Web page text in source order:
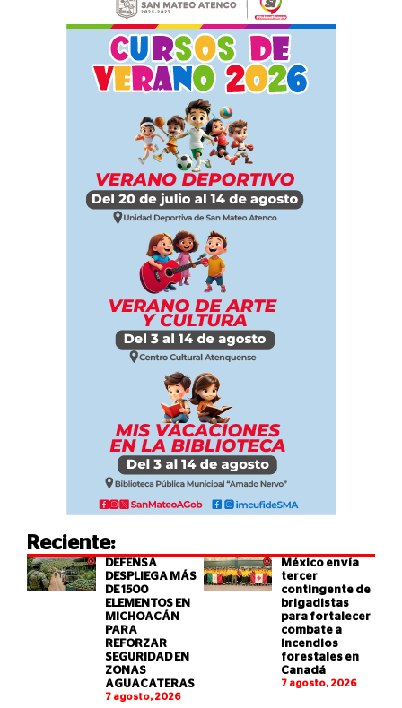
Reciente:
DEFENSA
DESPLIEGA MÁS
DE 1500
ELEMENTOS EN
MICHOACÁN
PARA
REFORZAR
SEGURIDAD EN
ZONAS
AGUACATERAS
7 agosto, 2026
México envía
tercer
contingente de
brigadistas
para fortalecer
combate a
incendios
forestales en
Canadá
7 agosto, 2026